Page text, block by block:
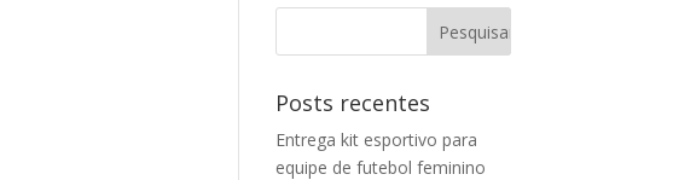
Posts recentes
Entrega kit esportivo para
equipe de futebol feminino